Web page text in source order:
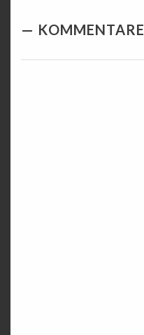
KOMMENTARE